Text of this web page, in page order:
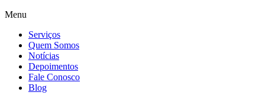
Menu
Serviços
Quem Somos
Notícias
Depoimentos
Fale Conosco
Blog